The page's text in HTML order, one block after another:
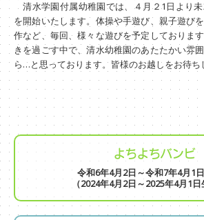
清水学園付属幼稚園では、４月２1日より未
を開始いたします。体操や手遊び、親子遊び
作など、毎回、様々な遊びを予定しておりま
きを過ごす中で、清水幼稚園のあたたかい雰
ら…と思っております。皆様のお越しをお待ち
よちよちバンビ
令和6年4月2日～令和7年4月1
（2024年4月2日～2025年4月1日